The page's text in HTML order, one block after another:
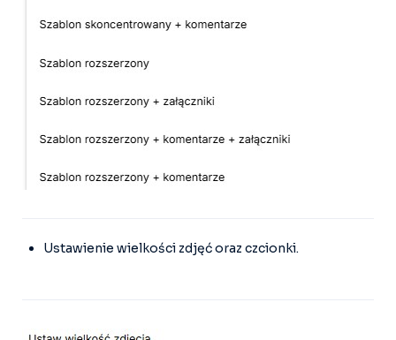
Ustawienie wielkości zdjęć oraz czcionki.